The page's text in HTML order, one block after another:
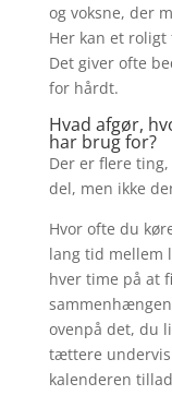
og voksne, der
Her kan et
Det giver ofte
for hårdt.
Hvad afgør,
har brug for?
Der er flere
del, men ikke
Hvor ofte du
lang tid mellem
hver time på at
ovenpå det, du
tættere
kalenderen